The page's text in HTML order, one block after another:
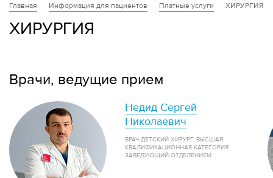
Главная Информация для пациентов Платные услуги ХИРУРГИЯ
ХИРУРГИЯ
Врачи, ведущие прием
Недид Сергей
Николаевич
ВРАЧ-ДЕТСКИЙ ХИРУРГ. ВЫСШАЯ
КВАЛИФИКАЦИОННАЯ КАТЕГОРИЯ.
ЗАВЕДУЮЩИЙ ОТДЕЛЕНИЕМ